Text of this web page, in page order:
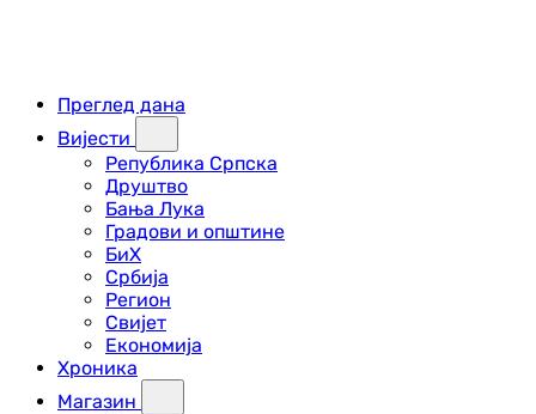
Преглед дана
Вијести
Република Српска
Друштво
Бања Лука
Градови и општине
БиХ
Србија
Регион
Свијет
Економија
Хроника
Магазин